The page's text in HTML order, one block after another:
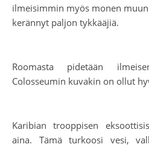
ilmeisimmin myös monen
kerännyt paljon tykkääjiä.
Roomasta pidetään
Colosseumin kuvakin on ollut
Karibian trooppisen
aina. Tämä turkoosi vesi,